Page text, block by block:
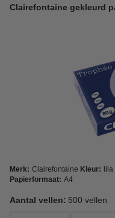
Clairefontaine gekleurd
Merk: Clairefontaine Kleur: lila
Papierformaat: A4
Aantal vellen: 500 vellen